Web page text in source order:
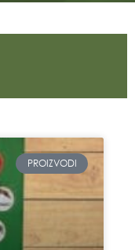
PROIZVODI